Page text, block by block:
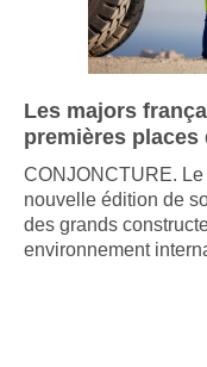
Les majors
premières places
CONJONCTURE.
nouvelle édition de
des grands
environnement